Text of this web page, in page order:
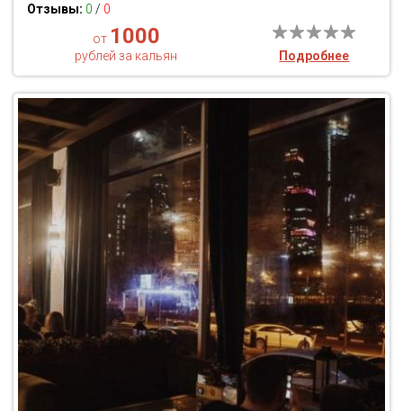
Отзывы: 0 / 0
от 1000
рублей за кальян Подробнее